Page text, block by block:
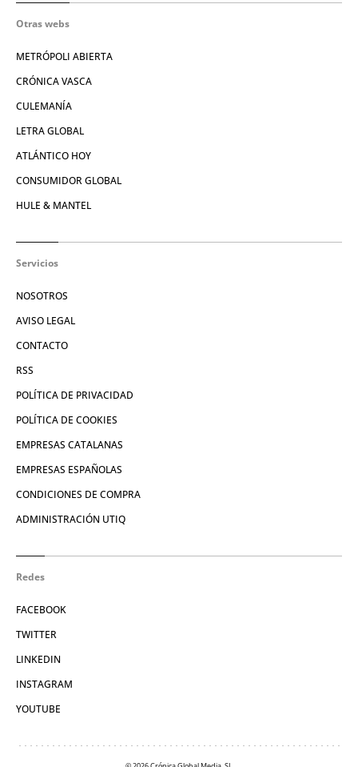
Otras webs
METRÓPOLI ABIERTA
CRÓNICA VASCA
CULEMANÍA
LETRA GLOBAL
ATLÁNTICO HOY
CONSUMIDOR GLOBAL
HULE & MANTEL
Servicios
NOSOTROS
AVISO LEGAL
CONTACTO
RSS
POLÍTICA DE PRIVACIDAD
POLÍTICA DE COOKIES
EMPRESAS CATALANAS
EMPRESAS ESPAÑOLAS
CONDICIONES DE COMPRA
ADMINISTRACIÓN UTIQ
Redes
FACEBOOK
TWITTER
LINKEDIN
INSTAGRAM
YOUTUBE